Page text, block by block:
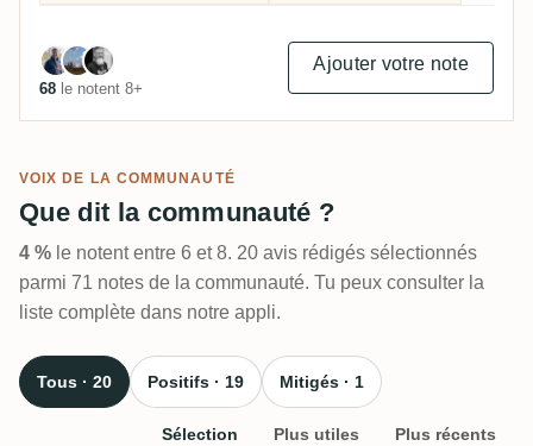
68 le notent 8+
Ajouter votre note
VOIX DE LA COMMUNAUTÉ
Que dit la communauté ?
4 % le notent entre 6 et 8. 20 avis rédigés sélectionnés
parmi 71 notes de la communauté. Tu peux consulter la
liste complète dans notre appli.
Tous · 20 Positifs · 19 Mitigés · 1
Sélection Plus utiles Plus récents